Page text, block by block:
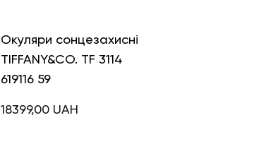
Окуляри сонцезахисні
TIFFANY&CO. TF 3114
619116 59
18399,00 UAH